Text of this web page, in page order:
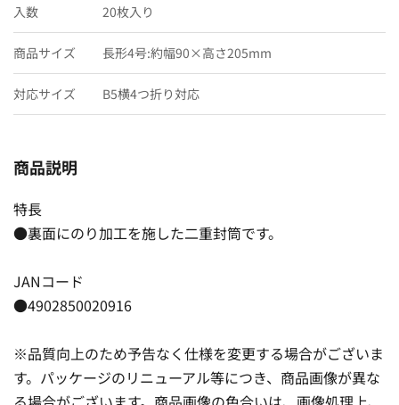
入数 20枚入り
商品サイズ 長形4号:約幅90×高さ205mm
対応サイズ B5横4つ折り対応
商品説明
特長
●裏面にのり加工を施した二重封筒です。
JANコード
●4902850020916
※品質向上のため予告なく仕様を変更する場合がございま
す。パッケージのリニューアル等につき、商品画像が異な